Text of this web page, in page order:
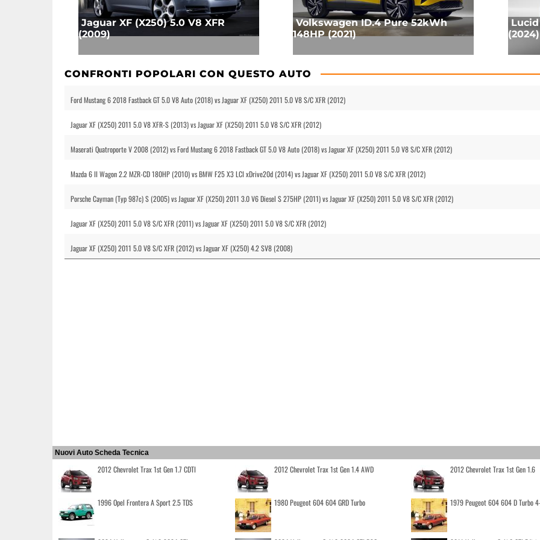
Jaguar XF (X250) 5.0 V8 XFR
(2009)
Volkswagen ID.4 Pure 52kWh
148HP (2021)
(2024)
CONFRONTI POPOLARI CON QUESTO AUTO
Ford Mustang 6 2018 Fastback GT 5.0 V8 Auto (2018) vs Jaguar XF (X250) 2011 5.0 V8 S/C XFR (2012)
Jaguar XF (X250) 2011 5.0 V8 XFR-S (2013) vs Jaguar XF (X250) 2011 5.0 V8 S/C XFR (2012)
Maserati Quatroporte V 2008 (2012) vs Ford Mustang 6 2018 Fastback GT 5.0 V8 Auto (2018) vs Jaguar XF (X250) 2011 5.0 V8 S/C XFR (2012)
Mazda 6 II Wagon 2.2 MZR-CD 180HP (2010) vs BMW F25 X3 LCI xDrive20d (2014) vs Jaguar XF (X250) 2011 5.0 V8 S/C XFR (2012)
Porsche Cayman (Typ 987c) S (2005) vs Jaguar XF (X250) 2011 3.0 V6 Diesel S 275HP (2011) vs Jaguar XF (X250) 2011 5.0 V8 S/C XFR (2012)
Jaguar XF (X250) 2011 5.0 V8 S/C XFR (2011) vs Jaguar XF (X250) 2011 5.0 V8 S/C XFR (2012)
Jaguar XF (X250) 2011 5.0 V8 S/C XFR (2012) vs Jaguar XF (X250) 4.2 SV8 (2008)
Nuovi Auto Scheda Tecnica
2012 Chevrolet Trax 1st Gen 1.7 CDTI 2012 Chevrolet Trax 1st Gen 1.4 AWD 2012 Chevrolet Trax 1st Gen 1.6
1996 Opel Frontera A Sport 2.5 TDS 1980 Peugeot 604 604 GRD Turbo 1979 Peugeot 604 604 D Turbo